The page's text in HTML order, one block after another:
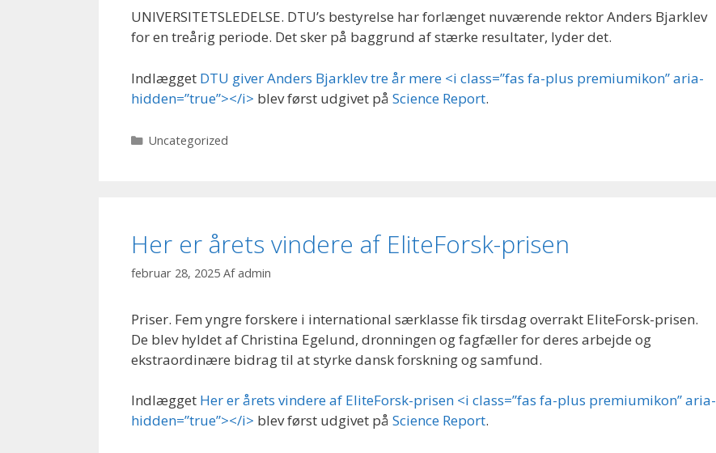
UNIVERSITETSLEDELSE. DTU’s bestyrelse har forlænget nuværende rektor Anders Bjarklev
for en treårig periode. Det sker på baggrund af stærke resultater, lyder det.
Indlægget DTU giver Anders Bjarklev tre år mere <i class=”fas fa-plus premiumikon” aria-
hidden=”true”></i> blev først udgivet på Science Report.
Kategorier
Uncategorized
Her er årets vindere af EliteForsk-prisen
februar 28, 2025 Afadmin
Priser. Fem yngre forskere i international særklasse fik tirsdag overrakt EliteForsk-prisen.
De blev hyldet af Christina Egelund, dronningen og fagfæller for deres arbejde og
ekstraordinære bidrag til at styrke dansk forskning og samfund.
Indlægget Her er årets vindere af EliteForsk-prisen <i class=”fas fa-plus premiumikon” aria-
hidden=”true”></i> blev først udgivet på Science Report.